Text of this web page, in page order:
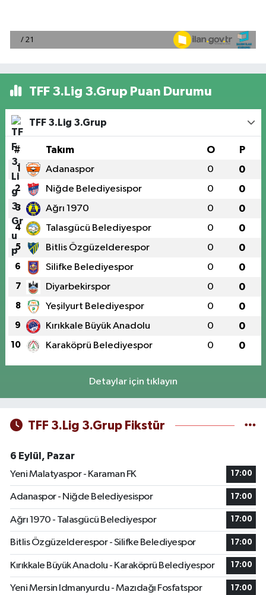
TFF 3.Lig 3.Grup Puan Durumu
TFF 3.Lig 3.Grup
# Takım O P
1 Adanaspor 0 0
2 Niğde Belediyesispor 0 0
3 Ağrı 1970 0 0
4 Talasgücü Belediyespor 0 0
5 Bitlis Özgüzelderespor 0 0
6 Silifke Belediyespor 0 0
7 Diyarbekirspor 0 0
8 Yeşilyurt Belediyespor 0 0
9 Kırıkkale Büyük Anadolu 0 0
10 Karaköprü Belediyespor 0 0
Detaylar için tıklayın
TFF 3.Lig 3.Grup Fikstür
6 Eylül, Pazar
Yeni Malatyaspor - Karaman FK
17:00
Adanaspor - Niğde Belediyesispor 17:00
Ağrı 1970 - Talasgücü Belediyespor 17:00
Bitlis Özgüzelderespor - Silifke Belediyespor 17:00
Kırıkkale Büyük Anadolu - Karaköprü Belediyespor 17:00
Yeni Mersin Idmanyurdu - Mazıdağı Fosfatspor 17:00